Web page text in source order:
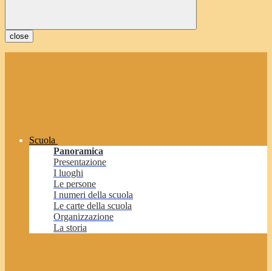
close
Scuola
Panoramica
Presentazione
I luoghi
Le persone
I numeri della scuola
Le carte della scuola
Organizzazione
La storia